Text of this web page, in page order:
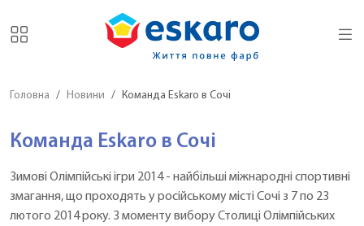
Головна Новини Команда Eskaro в Сочі
Команда Eskaro в Сочі
Зимові Олімпійські ігри 2014 - найбільші міжнародні спортивні
змагання, що проходять у російському місті Сочі з 7 по 23
лютого 2014 року. З моменту вибору Столиці Олімпійських